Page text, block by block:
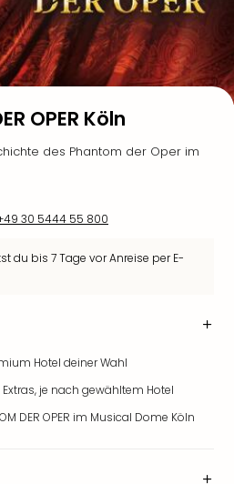
OPER Köln
des Phantom der Oper im
30 5444 55 800
du bis 7 Tage vor Anreise per E-
Hotel deiner Wahl
je nach gewähltem Hotel
DER OPER im Musical Dome Köln